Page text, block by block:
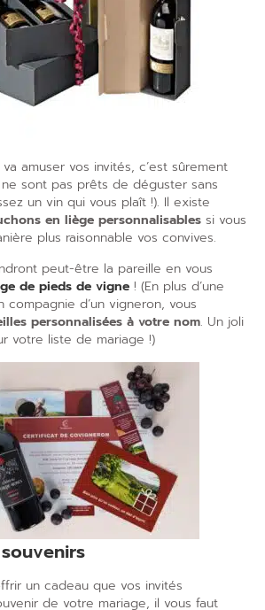
amuser vos invités, c’est sûrement
ne sont pas prêts de déguster sans
un vin qui vous plaît !). Il existe
en liège personnalisables si vous
plus raisonnable vos convives.
peut-être la pareille en vous
de pieds de vigne ! (En plus d’une
compagnie d’un vigneron, vous
personnalisées à votre nom. Un joli
votre liste de mariage !)
un cadeau que vos invités
de votre mariage, il vous faut